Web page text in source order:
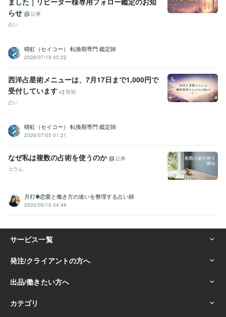
らせ
記事
占い
晴虹（セイコー） 転換期専門 鑑定師
2026/07/19 05:22
西洋占星術メニューは、7月17日まで1,000円で
受付しています
告知
占い
晴虹（セイコー） 転換期専門 鑑定師
2026/07/05 01:21
なぜ私は複数の占術を使うのか
記事
コラム
月灯✽恋愛と働き方の迷いを整理する占い師
2026/05/10 04:48